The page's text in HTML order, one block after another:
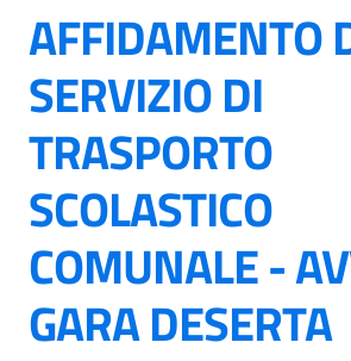
AFFIDAMENTO
SERVIZIO DI
TRASPORTO
SCOLASTICO
COMUNALE -
GARA DESERTA